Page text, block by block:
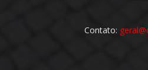
Contato: